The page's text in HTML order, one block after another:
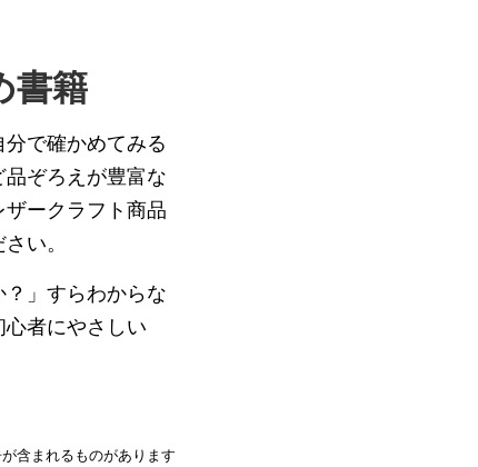
書籍
で確かめてみる
ぞろえが豊富な
ークラフト商品
い。
」すらわからな
者にやさしい
含まれるものがあります